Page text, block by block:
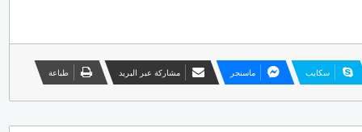
سكايب ماسنجر مشاركة عبر البريد طباعة